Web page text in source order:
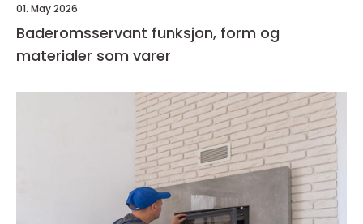
01. May 2026
Baderomsservant funksjon, form og
materialer som varer